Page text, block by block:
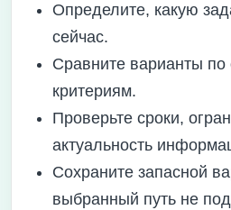
Определите, какую
сейчас.
Сравните варианты
критериям.
Проверьте сроки,
актуальность
Сохраните запасной
выбранный путь не